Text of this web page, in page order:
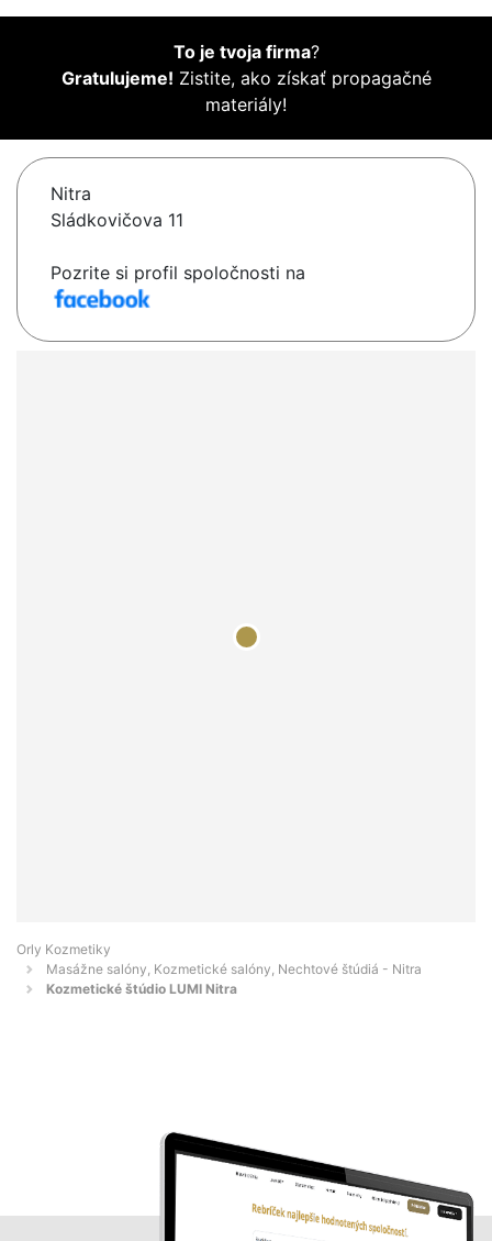
To je tvoja firma?
Gratulujeme! Zistite, ako získať propagačné
materiály!
Nitra
Sládkovičova 11
Pozrite si profil spoločnosti na
Orly Kozmetiky
Masážne salóny, Kozmetické salóny, Nechtové štúdiá - Nitra
Kozmetické štúdio LUMI Nitra